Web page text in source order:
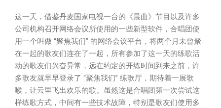
这一天，借鉴丹麦国家电视一台的《晨曲》节目以及许多
公司机构召开网络会议所使用的一些新型软件，合唱团使
用一个叫做 “聚焦我们” 的网络会议平台，将两个月未曾聚
在一起的歌友们连在了一起，所有参加了这一天的练歌活
动的歌友们兴奋异常，远在约定的开练时间到来之前，许
多歌友就早早登录了 “聚焦我们” 练歌厅，期待着一展歌
喉，让云里飞出欢乐的歌。虽然这是合唱团第一次尝试这
样练歌方式，中间有一些技术故障，特别是歌友们使用多